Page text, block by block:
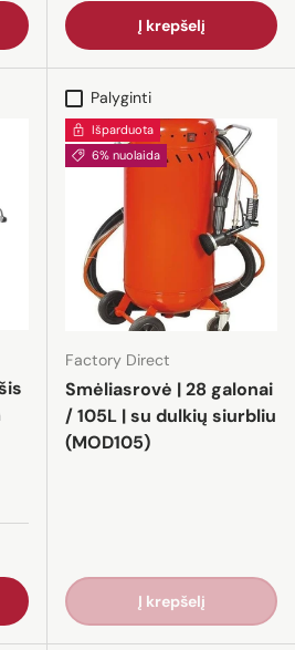
Į krepšelį
Palyginti
Išparduota
6% nuolaida
Factory Direct
Smėliasrovė | 28 galonai
/ 105L | su dulkių siurbliu
(MOD105)
Į krepšelį